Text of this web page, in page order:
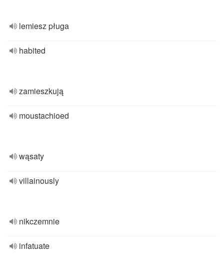
lemiesz pługa
habited
zamieszkują
moustachioed
wąsaty
villainously
nikczemnie
infatuate